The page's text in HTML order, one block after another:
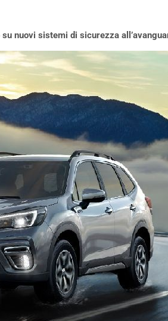
nuovi sistemi di sicurezza